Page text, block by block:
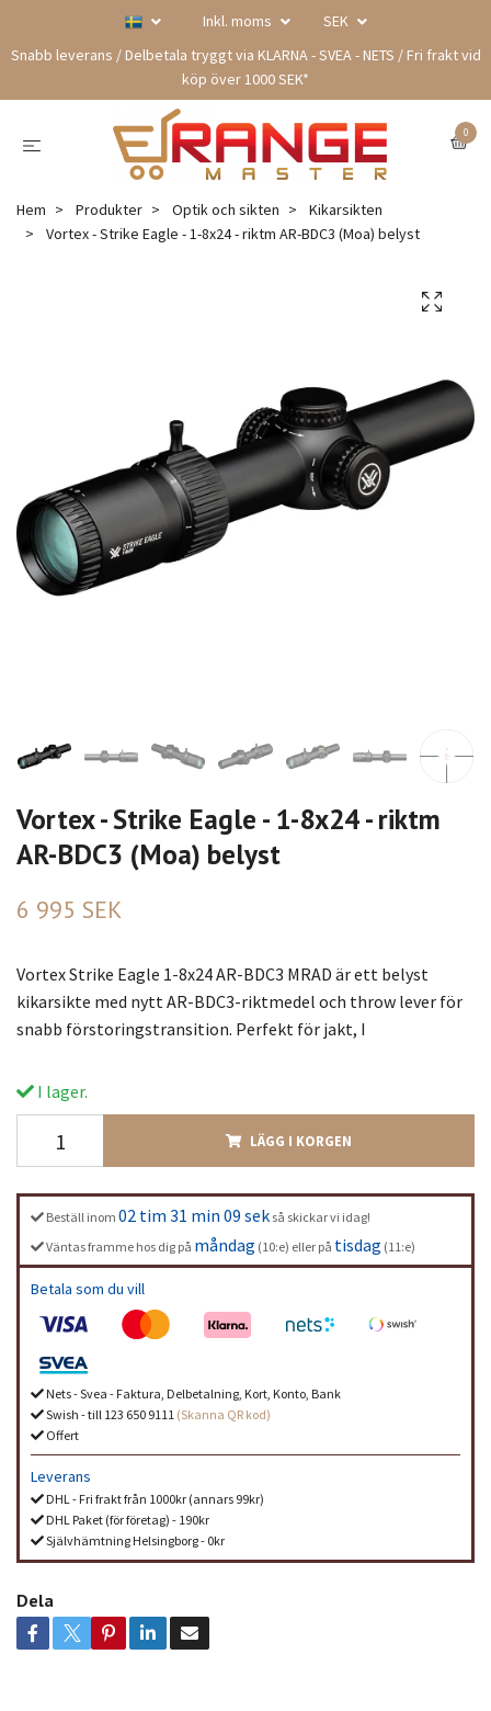
Inkl. moms
SEK
Snabb leverans / Delbetala tryggt via KLARNA - SVEA - NETS / Fri frakt vid
köp över 1000 SEK*
0
Hem Produkter Optik och sikten
Kikarsikten
Vortex - Strike Eagle - 1-8x24 - riktm AR-BDC3 (Moa) belyst
Vortex - Strike Eagle - 1-8x24 - riktm
AR-BDC3 (Moa) belyst
6 995 SEK
Vortex Strike Eagle 1-8x24 AR-BDC3 MRAD är ett belyst
kikarsikte med nytt AR-BDC3-riktmedel och throw lever för
snabb förstoringstransition. Perfekt för jakt, I
I lager.
LÄGG I KORGEN
Beställ inom 02 tim 31 min 09 sek så skickar vi idag!
Väntas framme hos dig på måndag (10:e) eller på tisdag (11:e)
Betala som du vill
Nets - Svea - Faktura, Delbetalning, Kort, Konto, Bank
Swish - till 123 650 9111 (Skanna QR kod)
Offert
Leverans
DHL - Fri frakt från 1000kr (annars 99kr)
DHL Paket (för företag) - 190kr
Självhämtning Helsingborg - 0kr
Dela